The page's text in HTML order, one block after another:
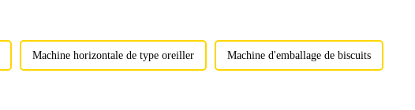
Machine horizontale de type oreiller Machine d'emballage de biscuits